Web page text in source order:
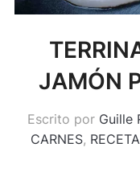
JAMÓN
Escrito por Guille
CARNES,